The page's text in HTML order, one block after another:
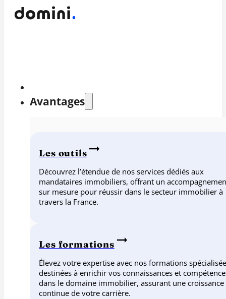
Avantages
Les outils
Découvrez l’étendue de nos services dédiés aux
mandataires immobiliers, offrant un
sur mesure pour réussir dans le secteur immobilier à
travers la France.
Les formations
Élevez votre expertise avec nos formations
destinées à enrichir vos connaissances et
dans le domaine immobilier, assurant une croissance
continue de votre carrière.